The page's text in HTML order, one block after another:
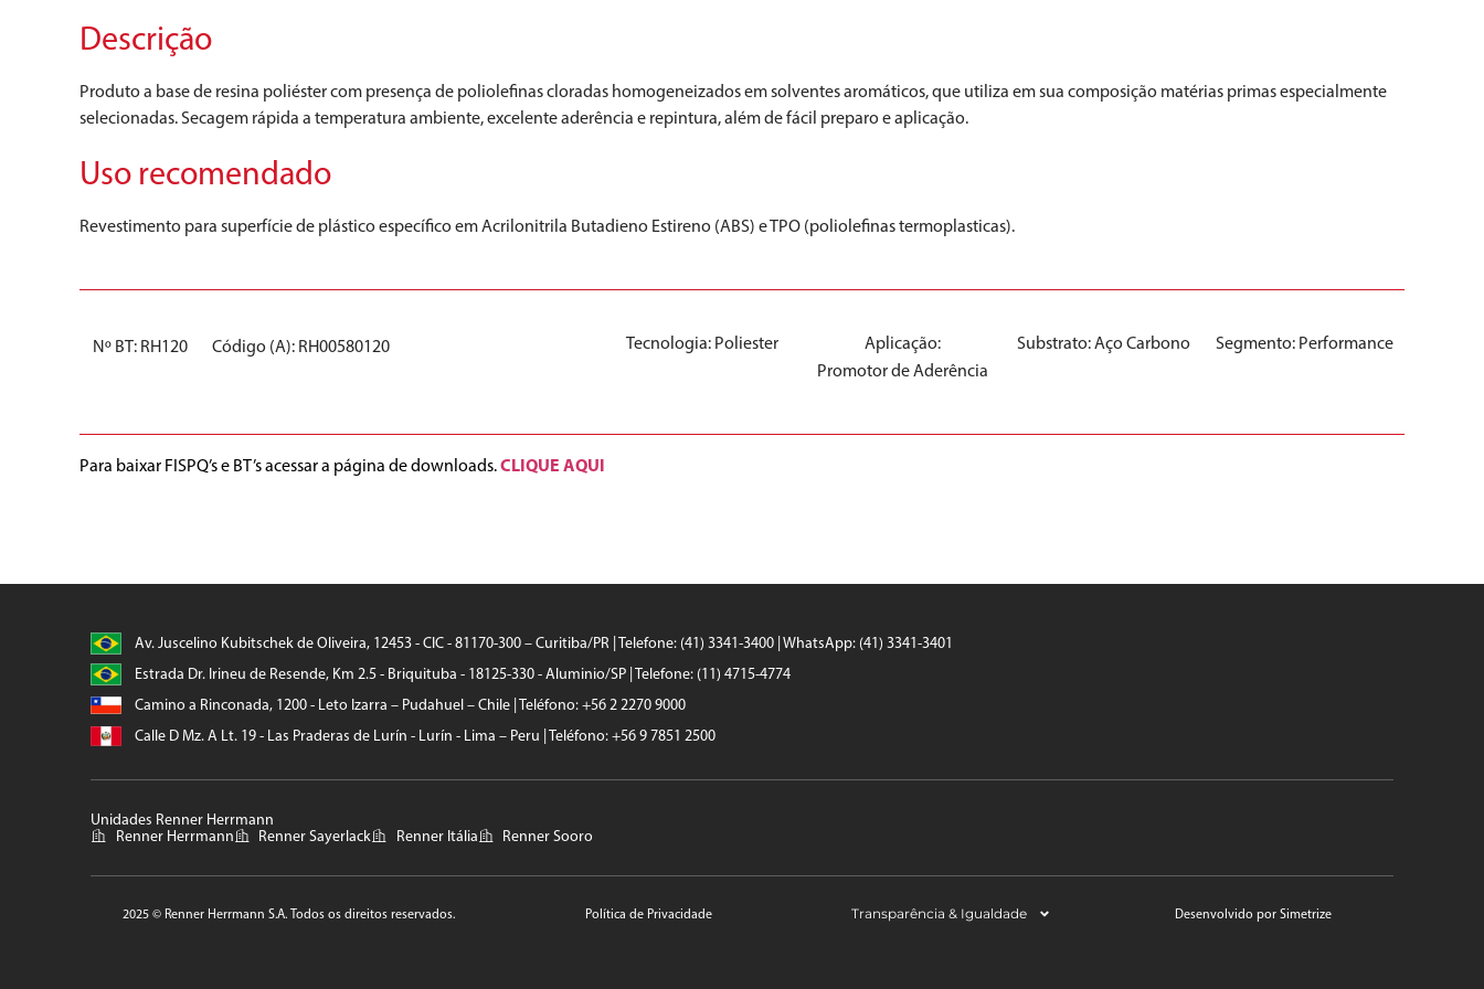
Descrição
Produto a base de resina poliéster com presença de poliolefinas cloradas homogeneizados em solventes aromáticos, que utiliza em sua composição matérias primas especialmente
selecionadas. Secagem rápida a temperatura ambiente, excelente aderência e repintura, além de fácil preparo e aplicação.
Uso recomendado
Revestimento para superfície de plástico específico em Acrilonitrila Butadieno Estireno (ABS) e TPO (poliolefinas termoplasticas).
Nº BT: RH120 Código (A): RH00580120 Tecnologia: Poliester
Aplicação:
Promotor de Aderência
Substrato:Aço Carbono Segmento: Performance
Para baixar FISPQ’s e BT’s acessar a página de downloads.CLIQUE AQUI
Av. Juscelino Kubitschek de Oliveira, 12453 - CIC - 81170-300 – Curitiba/PR | Telefone: (41) 3341-3400 | WhatsApp: (41) 3341-3401
Estrada Dr. Irineu de Resende, Km 2.5 - Briquituba - 18125-330 - Aluminio/SP | Telefone: (11) 4715-4774
Camino a Rinconada, 1200 - Leto Izarra – Pudahuel – Chile | Teléfono: +56 2 2270 9000
Calle D Mz. A Lt. 19 - Las Praderas de Lurín - Lurín - Lima – Peru | Teléfono: +56 9 7851 2500
Unidades Renner Herrmann
Renner Herrmann
Renner Sayerlack Renner Itália Renner Sooro
2025 © Renner Herrmann S.A. Todos os direitos reservados. Política de Privacidade Transparência & Igualdade Desenvolvido por Simetrize